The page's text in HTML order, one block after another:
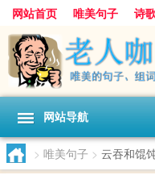
网站首页 唯美句子 诗
人生感悟
其他美文 美
感人故事
句子分类
网站导航
> 唯美句子 > 云吞和馄